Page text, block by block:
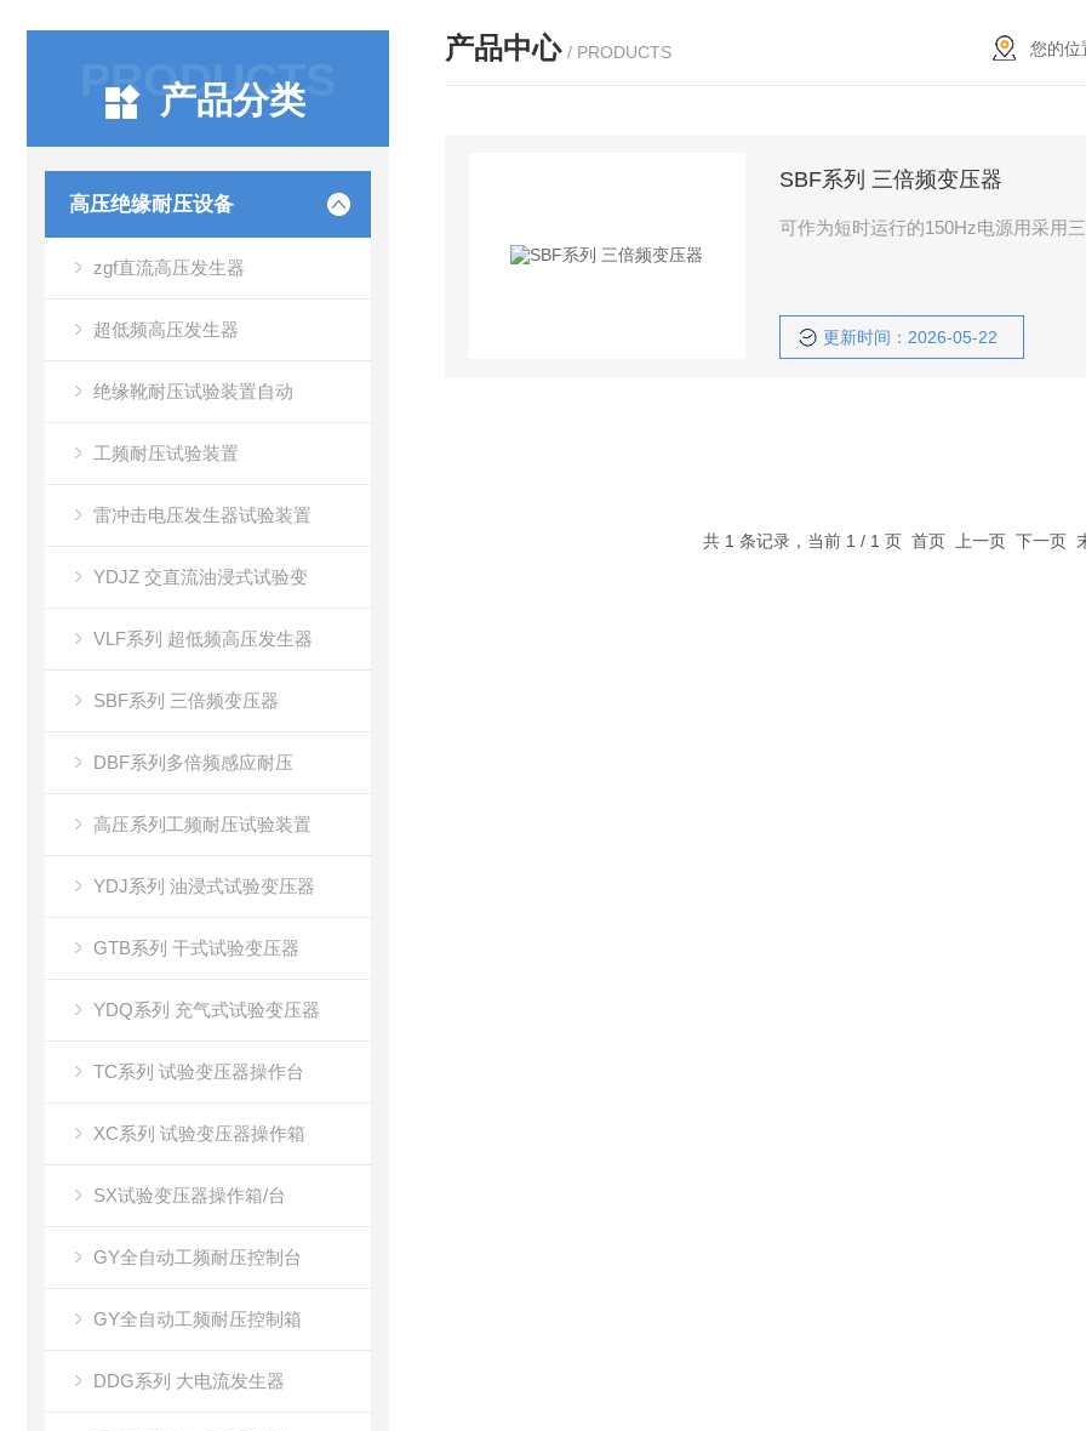
PRODUCTS
产品分类
高压绝缘耐压设备
zgf直流高压发生器
超低频高压发生器
绝缘靴耐压试验装置自动
工频耐压试验装置
雷冲击电压发生器试验装置
YDJZ 交直流油浸式试验变
VLF系列 超低频高压发生器
SBF系列 三倍频变压器
DBF系列多倍频感应耐压
高压系列工频耐压试验装置
YDJ系列 油浸式试验变压器
GTB系列 干式试验变压器
YDQ系列 充气式试验变压器
TC系列 试验变压器操作台
XC系列 试验变压器操作箱
SX试验变压器操作箱/台
GY全自动工频耐压控制台
GY全自动工频耐压控制箱
DDG系列 大电流发生器
产品中心 / PRODUCTS 您的位
SBF系列 三倍频变压器
可作为短时运行的150Hz电源用采用
更新时间：2026-05-22
共 1 条记录，当前 1 / 1 页 首页 上一页 下一页